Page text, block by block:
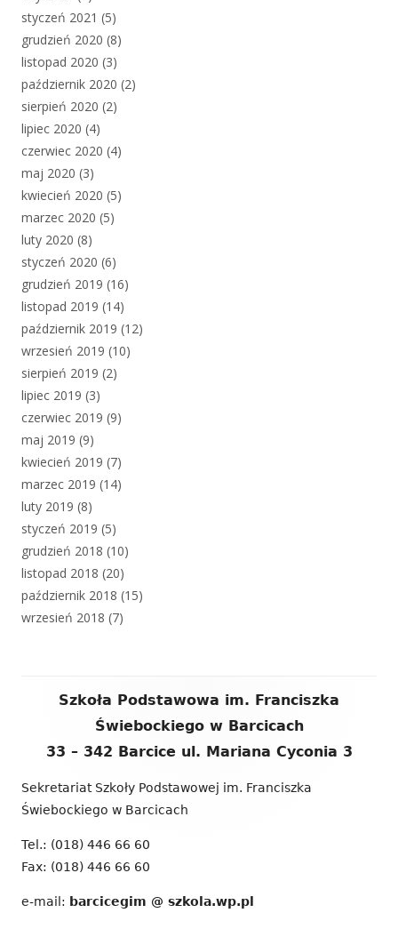
styczeń 2021 (5)
grudzień 2020 (8)
listopad 2020 (3)
październik 2020 (2)
sierpień 2020 (2)
lipiec 2020 (4)
czerwiec 2020 (4)
maj 2020 (3)
kwiecień 2020 (5)
marzec 2020 (5)
luty 2020 (8)
styczeń 2020 (6)
grudzień 2019 (16)
listopad 2019 (14)
październik 2019 (12)
wrzesień 2019 (10)
sierpień 2019 (2)
lipiec 2019 (3)
czerwiec 2019 (9)
maj 2019 (9)
kwiecień 2019 (7)
marzec 2019 (14)
luty 2019 (8)
styczeń 2019 (5)
grudzień 2018 (10)
listopad 2018 (20)
październik 2018 (15)
wrzesień 2018 (7)
Zawartość
Szkoła Podstawowa im. Franciszka
Świebockiego w Barcicach
33 – 342 Barcice ul. Mariana Cyconia 3
Sekretariat Szkoły Podstawowej im. Franciszka
Świebockiego w Barcicach
Tel.: (018) 446 66 60
Fax: (018) 446 66 60
e-mail: barcicegim @ szkola.wp.pl